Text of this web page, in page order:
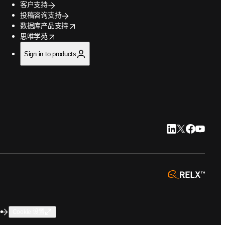
客户支持
投稿咨询支持
数据库产品支持
opens in new tab/window
思唯学苑
opens in new tab/window
Sign in to products
LinkedIn 在新的
Twitter 在新的
Facebook
YouTube
opens